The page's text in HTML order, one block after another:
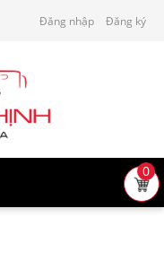
Đăng nhập Đăng ký
0